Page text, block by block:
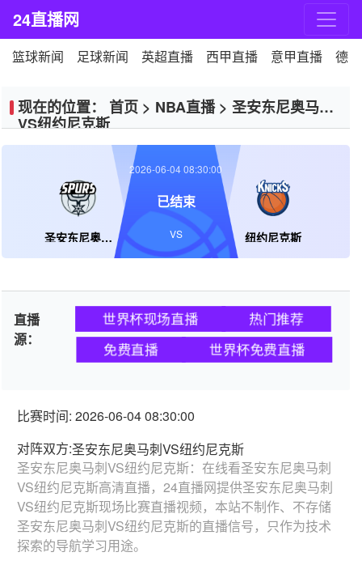
24直播网
篮球新闻 足球新闻 英超直播 西甲直播 意甲直播 德
现在的位置： 首页 > NBA直播> 圣安东尼奥马刺
VS纽约尼克斯
圣安东尼奥马刺 纽约尼克斯
2026-06-04 08:30:00
已结束
VS
直播
源：
世界杯现场直播
热门推荐
免费直播
世界杯免费直播
比赛时间: 2026-06-04 08:30:00
对阵双方:圣安东尼奥马刺VS纽约尼克斯
圣安东尼奥马刺VS纽约尼克斯：在线看圣安东尼奥马刺
VS纽约尼克斯高清直播，24直播网提供圣安东尼奥马刺
VS纽约尼克斯现场比赛直播视频，本站不制作、不存储
圣安东尼奥马刺VS纽约尼克斯的直播信号，只作为技术
探索的导航学习用途。